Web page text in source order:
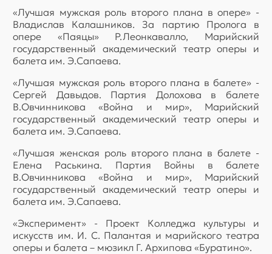
«Лучшая мужская роль второго плана в опере» -
Владислав Калашников. За партию Пролога в
опере «Паяцы» Р.Леонкавалло, Марийский
государственный академический театр оперы и
балета им. Э.Сапаева.
«Лучшая мужская роль второго плана в балете» -
Сергей Давыдов. Партия Долохова в балете
В.Овчинникова «Война и мир», Марийский
государственный академический театр оперы и
балета им. Э.Сапаева.
«Лучшая женская роль второго плана в балете -
Елена Раськина. Партия Войны в балете
В.Овчинникова «Война и мир», Марийский
государственный академический театр оперы и
балета им. Э.Сапаева.
«Эксперимент» - Проект Колледжа культуры и
искусств им. И. С. Палантая и марийского театра
оперы и балета – мюзикл Г. Архипова «Буратино».